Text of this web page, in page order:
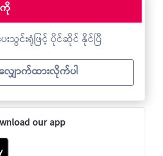
ကို
သွင်းရုံဖြင့် ပိုင်ဆိုင် နိုင်ပြီ
ျှောက်ထားလိုက်ပါ
our app